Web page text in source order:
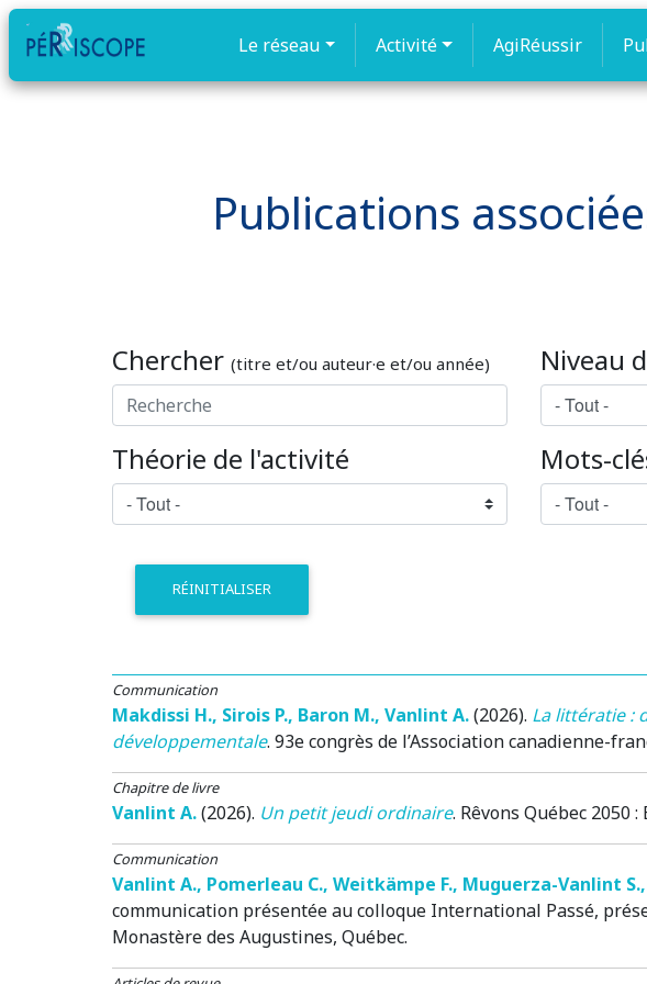
Le réseau Activité AgiRéussir
Publications
Chercher (titre et/ou auteur·e et/ou année) Niveau
Théorie de l'activité Mots-
RÉINITIALISER
Communication
Makdissi H., Sirois P., Baron M., Vanlint A.(2026). La littératie :
développementale. 93e congrès de l’Association canadienne-
Chapitre de livre
Vanlint A.(2026). Un petit jeudi ordinaire. Rêvons Québec 2050 :
Communication
Vanlint A., Pomerleau C., Weitkämpe F., Muguerza-Vanlint S.,
communication présentée au colloque International Passé,
Monastère des Augustines, Québec.